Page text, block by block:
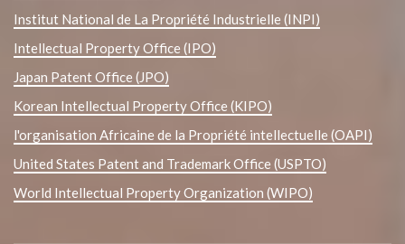
Institut National de La Propriété Industrielle (INPI)
Intellectual Property Office (IPO)
Japan Patent Office (JPO)
Korean Intellectual Property Office (KIPO)
l'organisation Africaine de la Propriété intellectuelle (OAPI)
United States Patent and Trademark Office (USPTO)
World Intellectual Property Organization (WIPO)